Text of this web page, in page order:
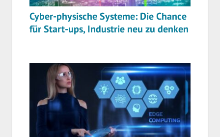
Cyber-physische Systeme: Die Chance
für Start-ups, Industrie neu zu denken